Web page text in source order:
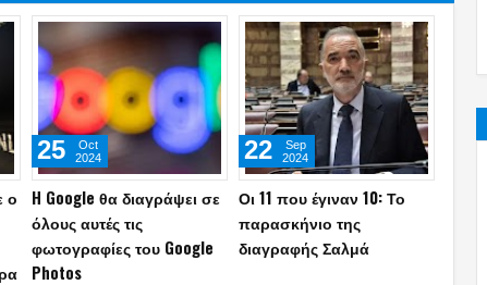
«Mακελειό νo 2»: Για
«τρίγωνο»
Ν.Ανδρουλάκη-
Ε.Χρονοπούλου-Ε.Καϊλή
20
Apr
2023
Le Soir: Η Καϊλή
ομολόγησε ότι ζήτησε
από τον πατέρα της να
20
Dec
2022
27